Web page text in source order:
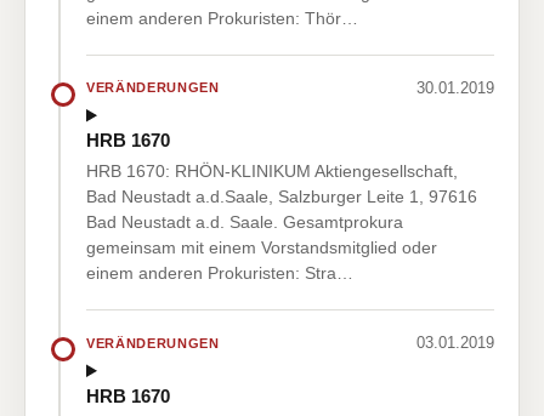
einem anderen Prokuristen: Thör…
VERÄNDERUNGEN 30.01.2019
HRB 1670
HRB 1670: RHÖN-KLINIKUM Aktiengesellschaft,
Bad Neustadt a.d.Saale, Salzburger Leite 1, 97616
Bad Neustadt a.d. Saale. Gesamtprokura
gemeinsam mit einem Vorstandsmitglied oder
einem anderen Prokuristen: Stra…
VERÄNDERUNGEN 03.01.2019
HRB 1670